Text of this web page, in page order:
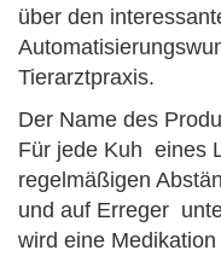
über den
Tierarztpraxis.
Der Name des
Für jede Kuh eines
regelmäßigen
und auf Erreger
wird eine Medikation